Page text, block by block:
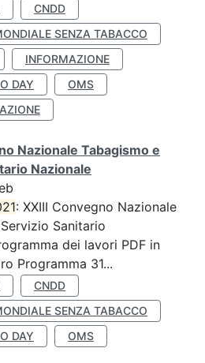
CNDD
SENZA TABACCO
INFORMAZIONE
DAY
OMS
Nazionale Tabagismo e
Nazionale
: XXIII Convegno Nazionale
Sanitario
dei lavori PDF in
Programma 31...
CNDD
SENZA TABACCO
DAY
OMS